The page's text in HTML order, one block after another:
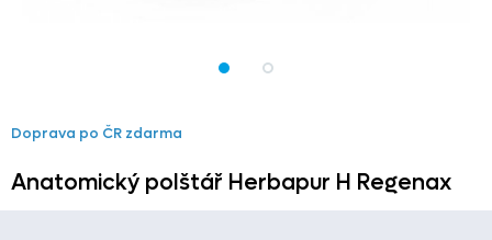
Doprava po ČR zdarma
Anatomický polštář Herbapur H Regenax